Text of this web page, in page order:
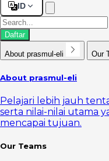
ID
Daftar
About prasmul-eli Our
About prasmul-eli
Pelajari lebih jauh
serta nilai-nilai utama
mencapai tujuan.
Our Teams